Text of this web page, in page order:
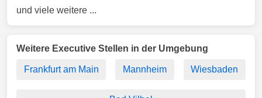
und viele weitere ...
Weitere Executive Stellen in der Umgebung
Frankfurt am Main Mannheim Wiesbaden